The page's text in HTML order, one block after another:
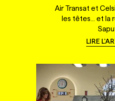
Air Transat et
les têtes... et la
LIRE